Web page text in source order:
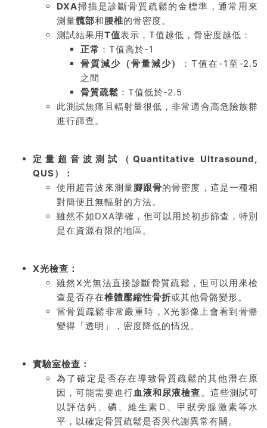
DXA掃描是診斷骨質疏鬆的金標準，通常用來
測量髖部和腰椎的骨密度。
測試結果用T值表示，T值越低，骨密度越低：
正常 ：T值高於-1
骨質減少（骨量減少）
：T值在-1至-2.5
之間
骨質疏鬆 ：T值低於-2.5
此測試無痛且輻射量很低，非常適合高危險族群
進行篩查。
定量超音波測試（Quantitative Ultrasound,
QUS）：
使用超音波來測量腳跟骨的骨密度，這是一種相
對簡便且無輻射的方法。
雖然不如DXA準確，但可以用於初步篩查，特別
是在資源有限的地區。
X光檢查：
雖然X光無法直接診斷骨質疏鬆，但可以用來檢
查是否存在椎體壓縮性骨折或其他骨骼變形。
當骨質疏鬆非常嚴重時，X光影像上會看到骨骼
變得「透明」，密度降低的情況。
實驗室檢查：
為了確定是否存在導致骨質疏鬆的其他潛在原
因，可能需要進行血液和尿液檢查。這些測試可
以評估鈣、磷、維生素D、甲狀旁腺激素等水
平，以確定骨質疏鬆是否與代謝異常有關。